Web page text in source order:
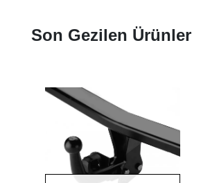
Son Gezilen Ürünler